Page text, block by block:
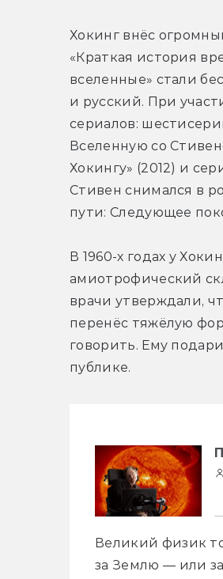
Хокинг внёс
«Краткая история
вселенные» стали
и русский. При
сериалов:
Вселенную со
Хокингу» (2012) и
Стивен снимался в
пути: Следующее
В 1960-х годах у
амиотрофический
врачи утверждали,
перенёс тяжёлую
говорить. Ему
публике.
Великий физик
за Землю — или